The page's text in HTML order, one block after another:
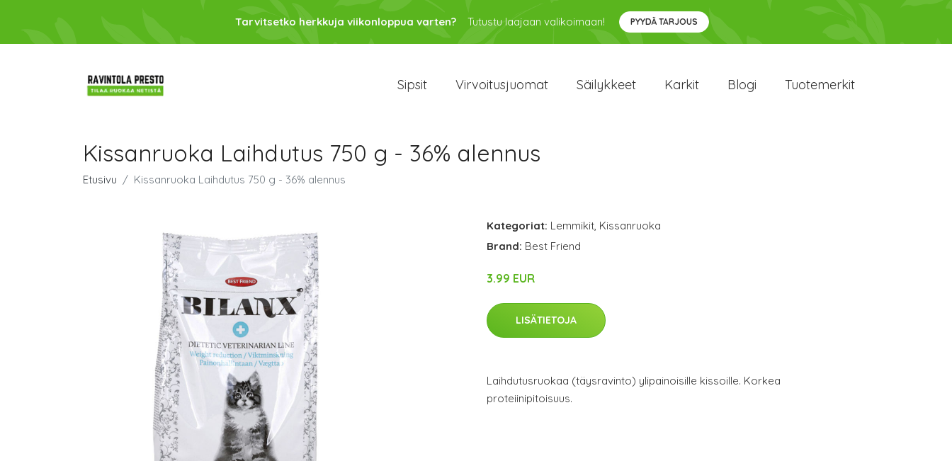
Tarvitsetko herkkuja viikonloppua varten? Tutustu laajaan valikoimaan! PYYDÄ TARJOUS
Sipsit Virvoitusjuomat Säilykkeet Karkit Blogi Tuotemerkit
Kissanruoka Laihdutus 750 g - 36% alennus
Etusivu Kissanruoka Laihdutus 750 g - 36% alennus
Kategoriat: Lemmikit, Kissanruoka
Brand: Best Friend
3.99 EUR
LISÄTIETOJA
Laihdutusruokaa (täysravinto) ylipainoisille kissoille. Korkea
proteiinipitoisuus.